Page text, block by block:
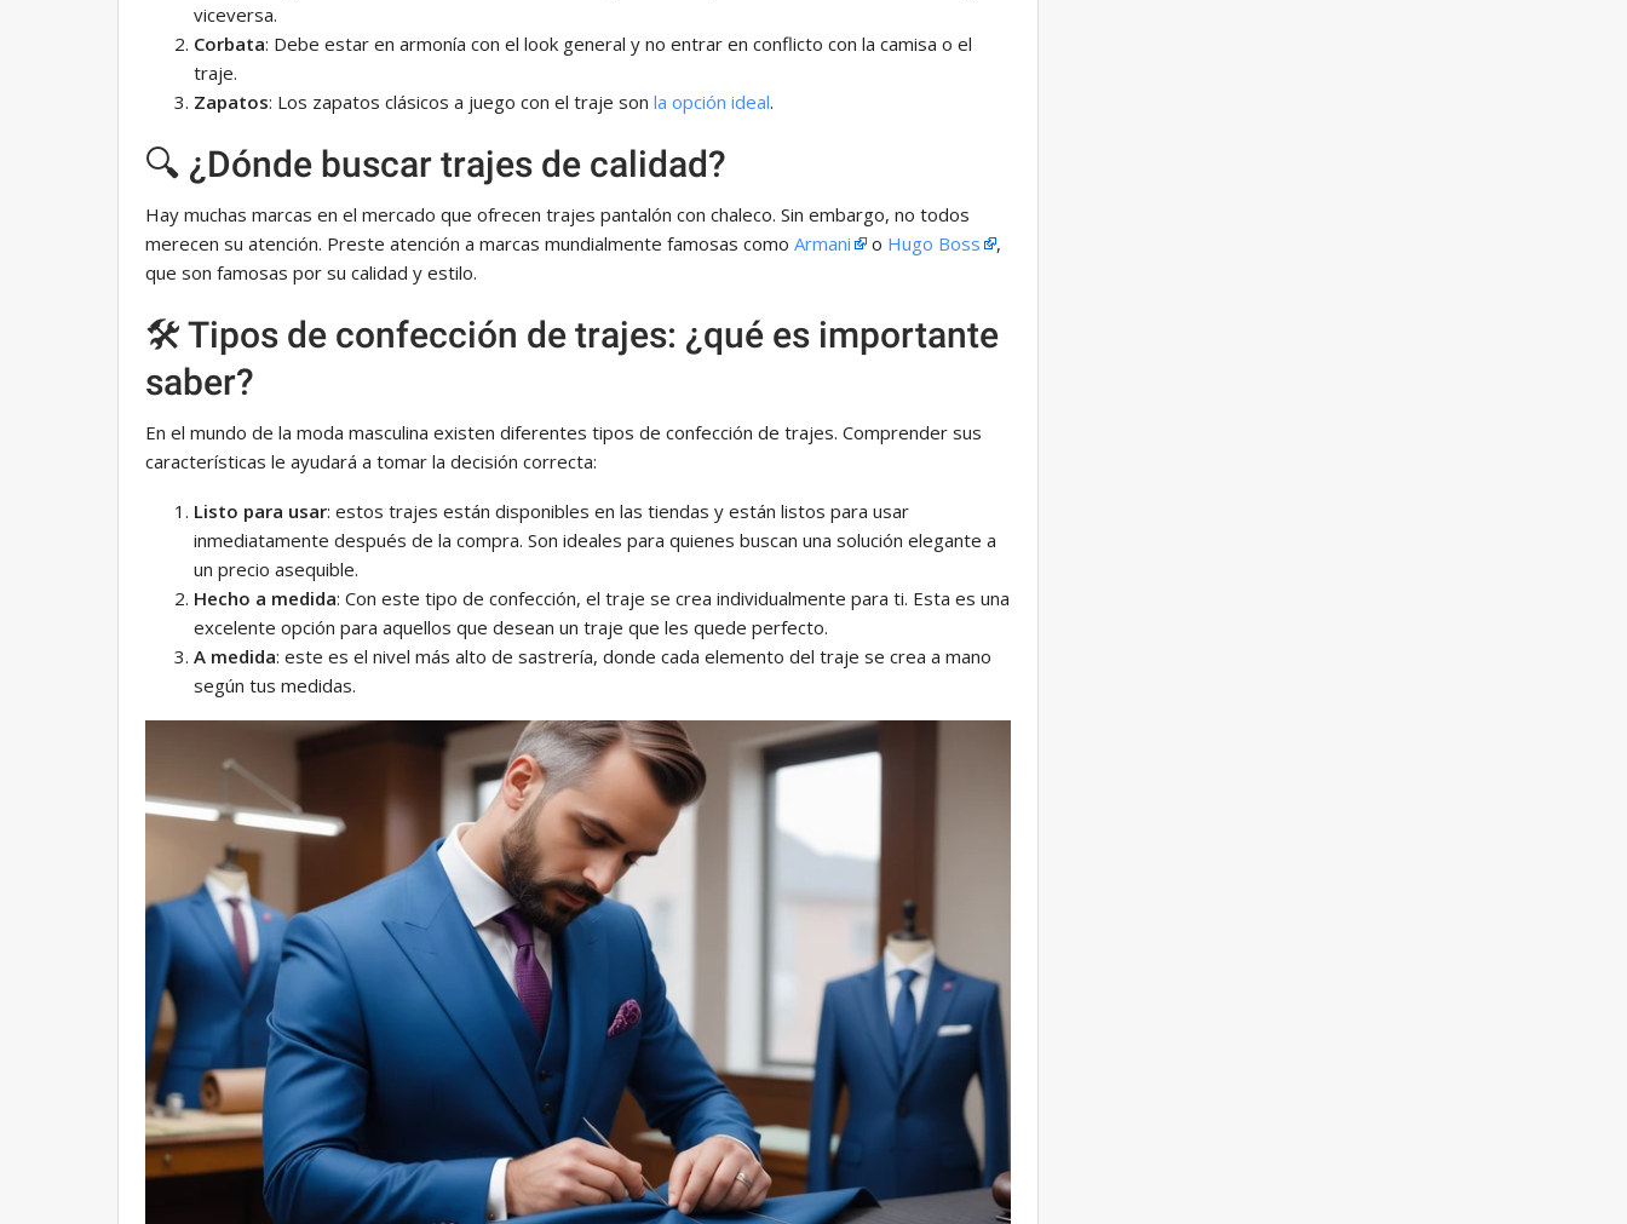
viceversa.
Corbata: Debe estar en armonía con el look general y no entrar en conflicto con la camisa o el
traje.
Zapatos: Los zapatos clásicos a juego con el traje son la opción ideal.
🔍 ¿Dónde buscar trajes de calidad?
Hay muchas marcas en el mercado que ofrecen trajes pantalón con chaleco. Sin embargo, no todos
merecen su atención. Preste atención a marcas mundialmente famosas como Armani o Hugo Boss
,
que son famosas por su calidad y estilo.
🛠 Tipos de confección de trajes: ¿qué es importante
saber?
En el mundo de la moda masculina existen diferentes tipos de confección de trajes. Comprender sus
características le ayudará a tomar la decisión correcta:
Listo para usar: estos trajes están disponibles en las tiendas y están listos para usar
inmediatamente después de la compra. Son ideales para quienes buscan una solución elegante a
un precio asequible.
Hecho a medida: Con este tipo de confección, el traje se crea individualmente para ti. Esta es una
excelente opción para aquellos que desean un traje que les quede perfecto.
A medida: este es el nivel más alto de sastrería, donde cada elemento del traje se crea a mano
según tus medidas.